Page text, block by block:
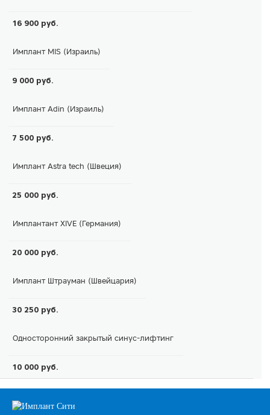
16 900 руб.
Имплант MIS (Израиль)
9 000 руб.
Имплант Adin (Израиль)
7 500 руб.
Имплант Astra tech (Швеция)
25 000 руб.
Имплантант XIVE (Германия)
20 000 руб.
Имплант Штрауман (Швейцария)
30 250 руб.
Односторонний закрытый синус-лифтинг
10 000 руб.